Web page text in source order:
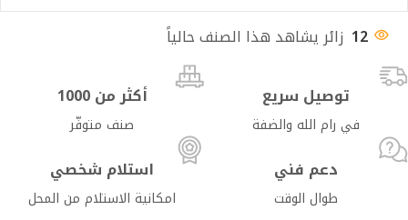
12 زائر يشاهد هذا الصنف حالياً
توصيل سريع
في رام الله والضفة
أكثر من 1000
صنف متوفّر
دعم فني
طوال الوقت
استلام شخصي
امكانية الاستلام من المحل